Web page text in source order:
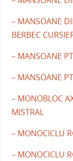
– MANSOANE
BERBEC
– MANSOANE
– MANSOANE
– MONOBLOC
MISTRAL
– MONOCICLU
– MONOCICLU